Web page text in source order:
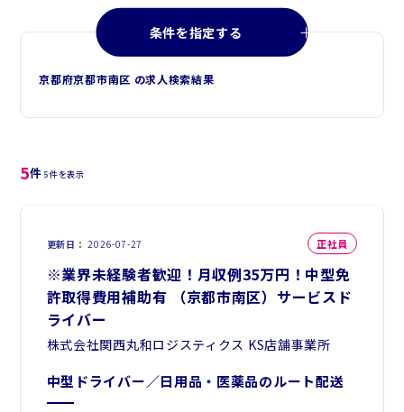
条件を指定する
京都府京都市南区 の求人検索結果
5件 5件を表示
更新日 2026-07-27 正社員
※業界未経験者歓迎！月収例35万円！中型免
許取得費用補助有 （京都市南区）サービスド
ライバー
株式会社関西丸和ロジスティクス KS店舗事業所
中型ドライバー／日用品・医薬品のルート配送